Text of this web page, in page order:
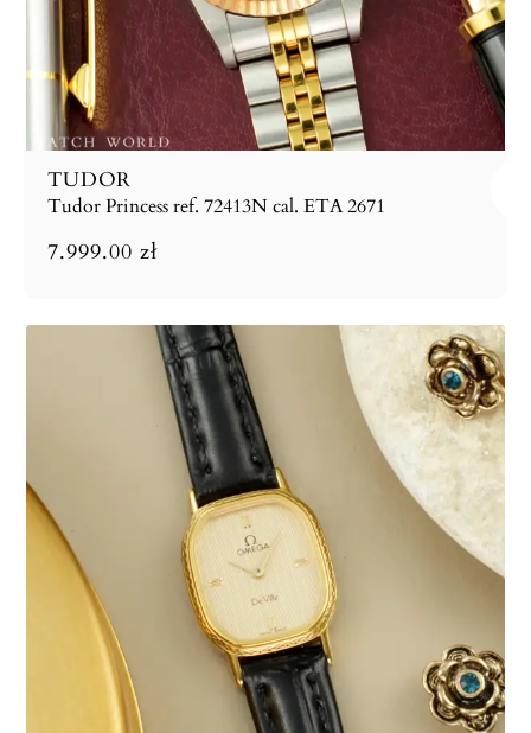
TUDOR
Tudor Princess ref. 72413N cal. ETA 2671
7.999.00 zł